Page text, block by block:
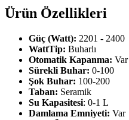
Ürün Özellikleri
Güç (Watt): 2201 - 2400
WattTip: Buharlı
Otomatik Kapanma: Var
Sürekli Buhar: 0-100
Şok Buhar: 100-200
Taban: Seramik
Su Kapasitesi: 0-1 L
Damlama Emniyeti: Var